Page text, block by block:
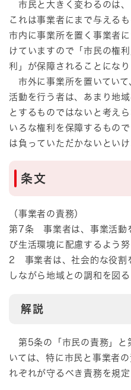
市民と大きく変わるのは、
これは事業者にまで与える
市内に事業所を置く事業者
けていますので「市民の権
利」が保障されることになり
市外に事業所を置いていて
活動を行う者は、あまり地
とするものではないと考え
いろな権利を保障するもの
は負っていただかないとい
条文
（事業者の責務）
第7条 事業者は、事業活動
び生活環境に配慮するよう努
2 事業者は、社会的な役割
しながら地域との調和を図る
解説
第5条の「市民の責務」と
いては、特に市民と事業者
れぞれが守るべき責務を規定